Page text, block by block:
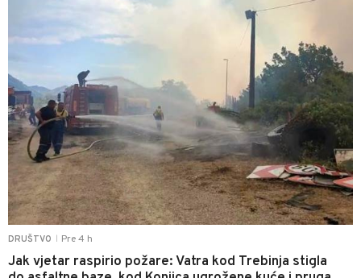
DRUŠTVO Pre 4 h
Jak vjetar raspirio požare: Vatra kod Trebinja stigla